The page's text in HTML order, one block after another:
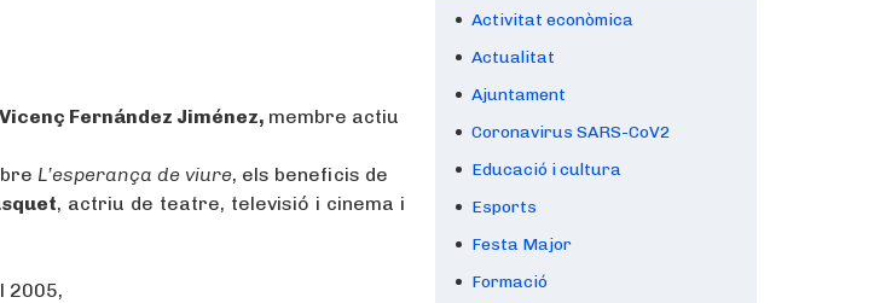
Vicenç Fernández Jiménez, membre actiu
L’esperança de viure, els beneficis de
, actriu de teatre, televisió i cinema i
2005,
Activitat econòmica
Actualitat
Ajuntament
Coronavirus SARS-CoV2
Educació i cultura
Esports
Festa Major
Formació